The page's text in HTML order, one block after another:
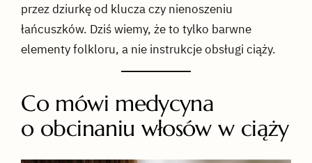
przez dziurkę od klucza czy nienoszeniu
łańcuszków. Dziś wiemy, że to tylko barwne
elementy folkloru, a nie instrukcje obsługi ciąży.
Co mówi medycyna
o obcinaniu włosów w ciąży